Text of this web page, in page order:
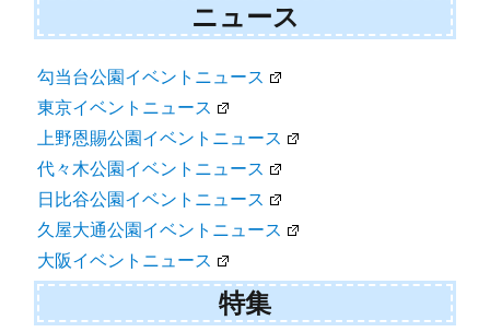
ニュース
勾当台公園イベントニュース
東京イベントニュース
上野恩賜公園イベントニュース
代々木公園イベントニュース
日比谷公園イベントニュース
久屋大通公園イベントニュース
大阪イベントニュース
特集